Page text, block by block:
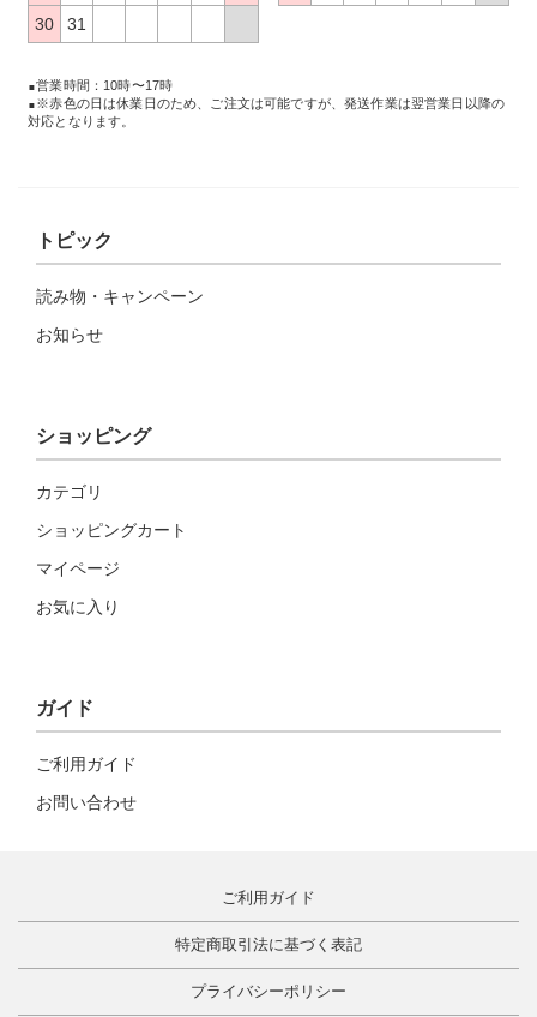
30
31
営業時間：10時〜17時
※赤色の日は休業日のため、ご注文は可能ですが、発送作業は翌営業日以降の
対応となります。
トピック
読み物・キャンペーン
お知らせ
ショッピング
カテゴリ
ショッピングカート
マイページ
お気に入り
ガイド
ご利用ガイド
お問い合わせ
ご利用ガイド
特定商取引法に基づく表記
プライバシーポリシー